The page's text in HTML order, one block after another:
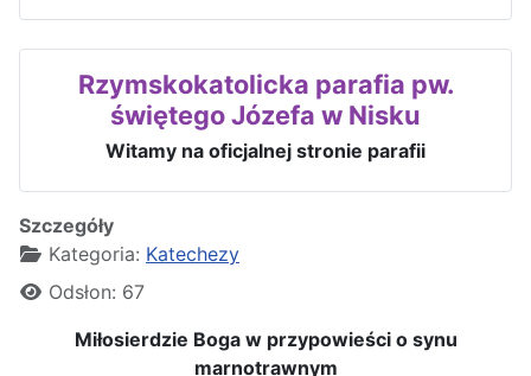
Rzymskokatolicka parafia pw.
świętego Józefa w Nisku
Witamy na oficjalnej stronie parafii
Szczegóły
Kategoria: Katechezy
Odsłon: 67
Miłosierdzie Boga w przypowieści o synu
marnotrawnym